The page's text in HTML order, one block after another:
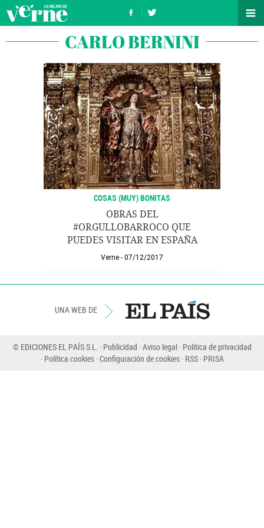
CARLO BERNINI
COSAS (MUY) BONITAS
OBRAS DEL
#ORGULLOBARROCO QUE
PUEDES VISITAR EN ESPAÑA
Verne 07/12/2017
UNA WEB DE
© EDICIONES EL PAÍS S.L. Publicidad Aviso legal Política de privacidad
Política cookies Configuración de cookies RSS PRISA